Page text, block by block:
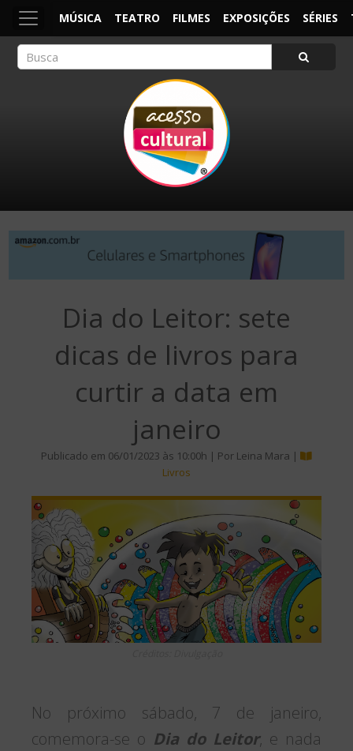
MÚSICA TEATRO FILMES EXPOSIÇÕES SÉRIES
Dia do Leitor: sete
dicas de livros para
curtir a data em
janeiro
Publicado em 06/01/2023 às 10:00h | Por Leina Mara |
Livros
No próximo sábado, 7 de janeiro,
comemora-se o Dia do Leitor, e nada